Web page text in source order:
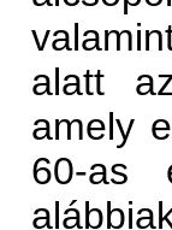
alatt
amely
60-as